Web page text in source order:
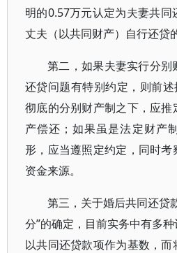
明的0.57万元认定为夫妻共同
丈夫（以共同财产）自行还贷
第二，如果夫妻实行分
还贷问题有特别约定，则前
彻底的分别财产制之下，应
产偿还；如果虽是法定财产
形，应当遵照定约定，同时
资金来源。
第三，关于婚后共同还贷
分”的确定，目前实务中有多
以共同还贷款项作为基数，